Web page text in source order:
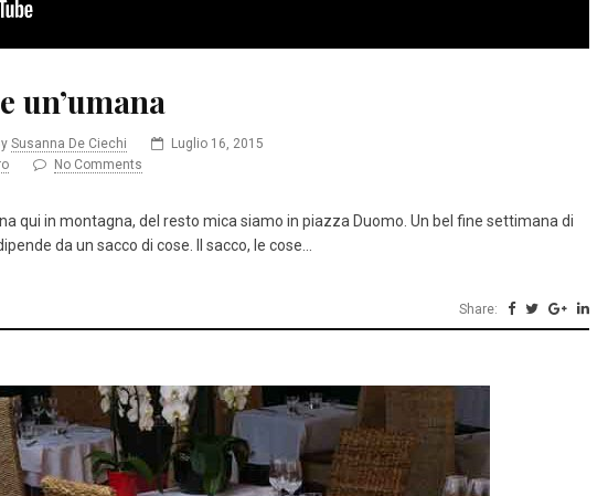
un’umana
Susanna De Ciechi
Luglio 16, 2015
No Comments
qui in montagna, del resto mica siamo in piazza Duomo. Un bel fine settimana di
da un sacco di cose. Il sacco, le cose…
Share: